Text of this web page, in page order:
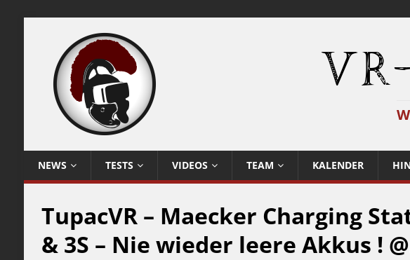
NEWS TESTS VIDEOS TEAM KALENDER
TupacVR – Maecker Charging
& 3S – Nie wieder leere Akkus !